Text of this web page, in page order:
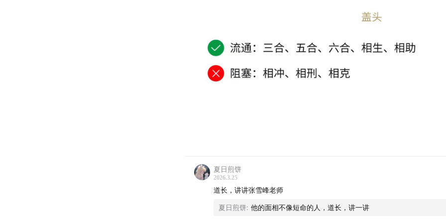
夏日煎饼
2026.3.25
道长，讲讲张雪峰老师
夏日煎饼: 他的面相不像短命的人，道长，讲一讲